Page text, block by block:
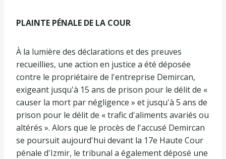
PLAINTE PÉNALE DE LA COUR
À la lumière des déclarations et des preuves
recueillies, une action en justice a été déposée
contre le propriétaire de l'entreprise Demircan,
exigeant jusqu'à 15 ans de prison pour le délit de «
causer la mort par négligence » et jusqu'à 5 ans de
prison pour le délit de « trafic d'aliments avariés ou
altérés ». Alors que le procès de l'accusé Demircan
se poursuit aujourd'hui devant la 17e Haute Cour
pénale d'Izmir, le tribunal a également déposé une